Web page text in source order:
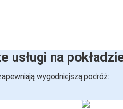
usługi na
wygodniejszą podróż: